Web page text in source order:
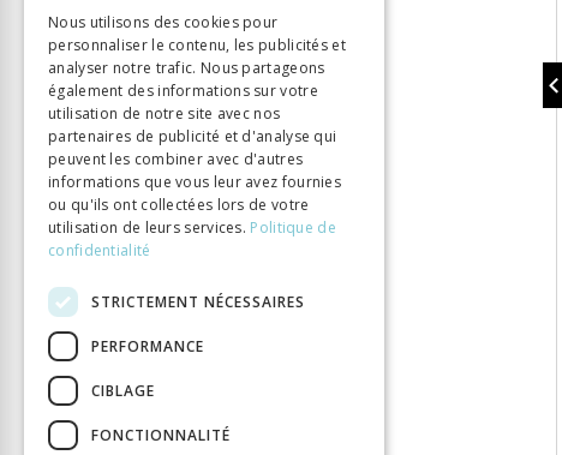
Éditeur
Labor et Fides
ISBN
9782830916171
Langue
Français
Collection
Introductions
Nombre de pages
650
Parution
24 oct. 2018
Thème
Lumières
Format
148 x 225
ITALIAN
Nous utilisons des cookies pour
personnaliser le contenu, les publicités et
analyser notre trafic. Nous partageons
également des informations sur votre
utilisation de notre site avec nos
partenaires de publicité et d'analyse qui
peuvent les combiner avec d'autres
informations que vous leur avez fournies
ou qu'ils ont collectées lors de votre
utilisation de leurs services. Politique de
confidentialité
STRICTEMENT NÉCESSAIRES
PERFORMANCE
CIBLAGE
FONCTIONNALITÉ